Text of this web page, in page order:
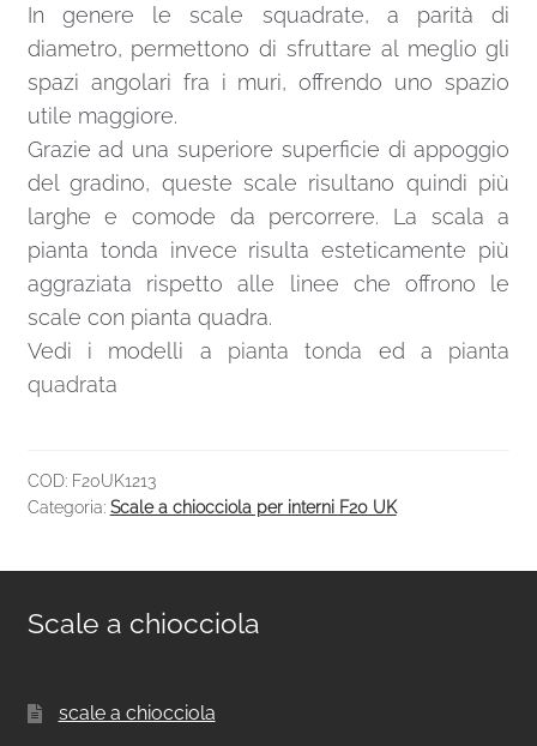
In genere le scale squadrate, a parità di
diametro, permettono di sfruttare al meglio gli
spazi angolari fra i muri, offrendo uno spazio
utile maggiore.
Grazie ad una superiore superficie di appoggio
del gradino, queste scale risultano quindi più
larghe e comode da percorrere. La scala a
pianta tonda invece risulta esteticamente più
aggraziata rispetto alle linee che offrono le
scale con pianta quadra.
Vedi i modelli a pianta tonda ed a pianta
quadrata
COD: F20UK1213
Categoria: Scale a chiocciola per interni F20 UK
Scale a chiocciola
scale a chiocciola